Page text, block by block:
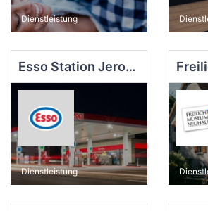
Dienstleistung
Esso Station Jerome Hilpold
Dienstleistung